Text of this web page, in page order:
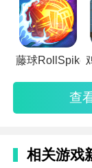
游戏优势
藤球
查
相关游戏